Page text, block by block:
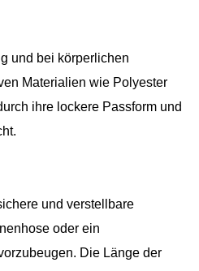
und bei körperlichen
Materialien wie Polyester
ihre lockere Passform und
und verstellbare
oder ein
Die Länge der